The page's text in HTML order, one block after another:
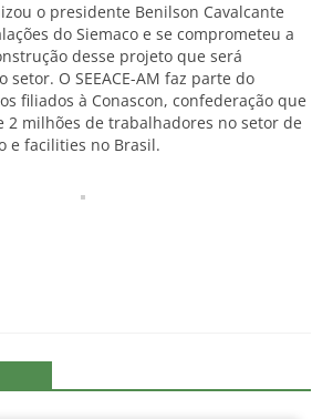
o presidente Benilson Cavalcante
do Siemaco e se comprometeu a
desse projeto que será
O SEEACE-AM faz parte do
filiados à Conascon, confederação que
2 milhões de trabalhadores no setor de
e facilities no Brasil.